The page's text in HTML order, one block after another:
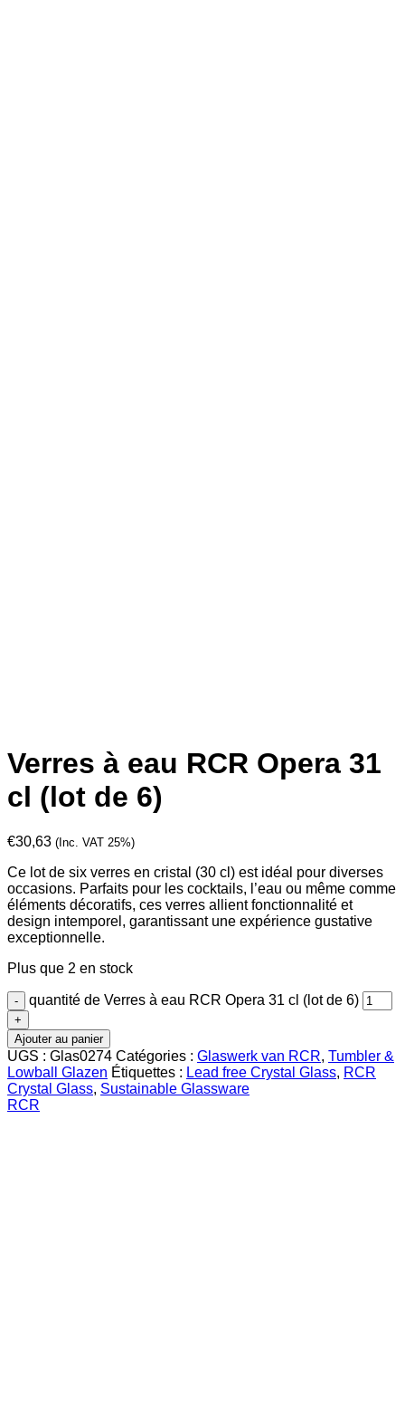
Verres à eau RCR Opera 31
cl (lot de 6)
€30,63 (Inc. VAT 25%)
Ce lot de six verres en cristal (30 cl) est idéal pour diverses
occasions. Parfaits pour les cocktails, l’eau ou même comme
éléments décoratifs, ces verres allient fonctionnalité et
design intemporel, garantissant une expérience gustative
exceptionnelle.
Plus que 2 en stock
quantité de Verres à eau RCR Opera 31 cl (lot de 6)
Ajouter au panier
UGS : Glas0274 Catégories : Glaswerk van RCR, Tumbler &
Lowball Glazen Étiquettes : Lead free Crystal Glass, RCR
Crystal Glass, Sustainable Glassware
RCR